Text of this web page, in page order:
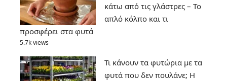
κάτω από τις γλάστρες – Το
απλό κόλπο και τι
προσφέρει στα φυτά
5.7k views
Τι κάνουν τα φυτώρια με τα
φυτά που δεν πουλάνε; Η